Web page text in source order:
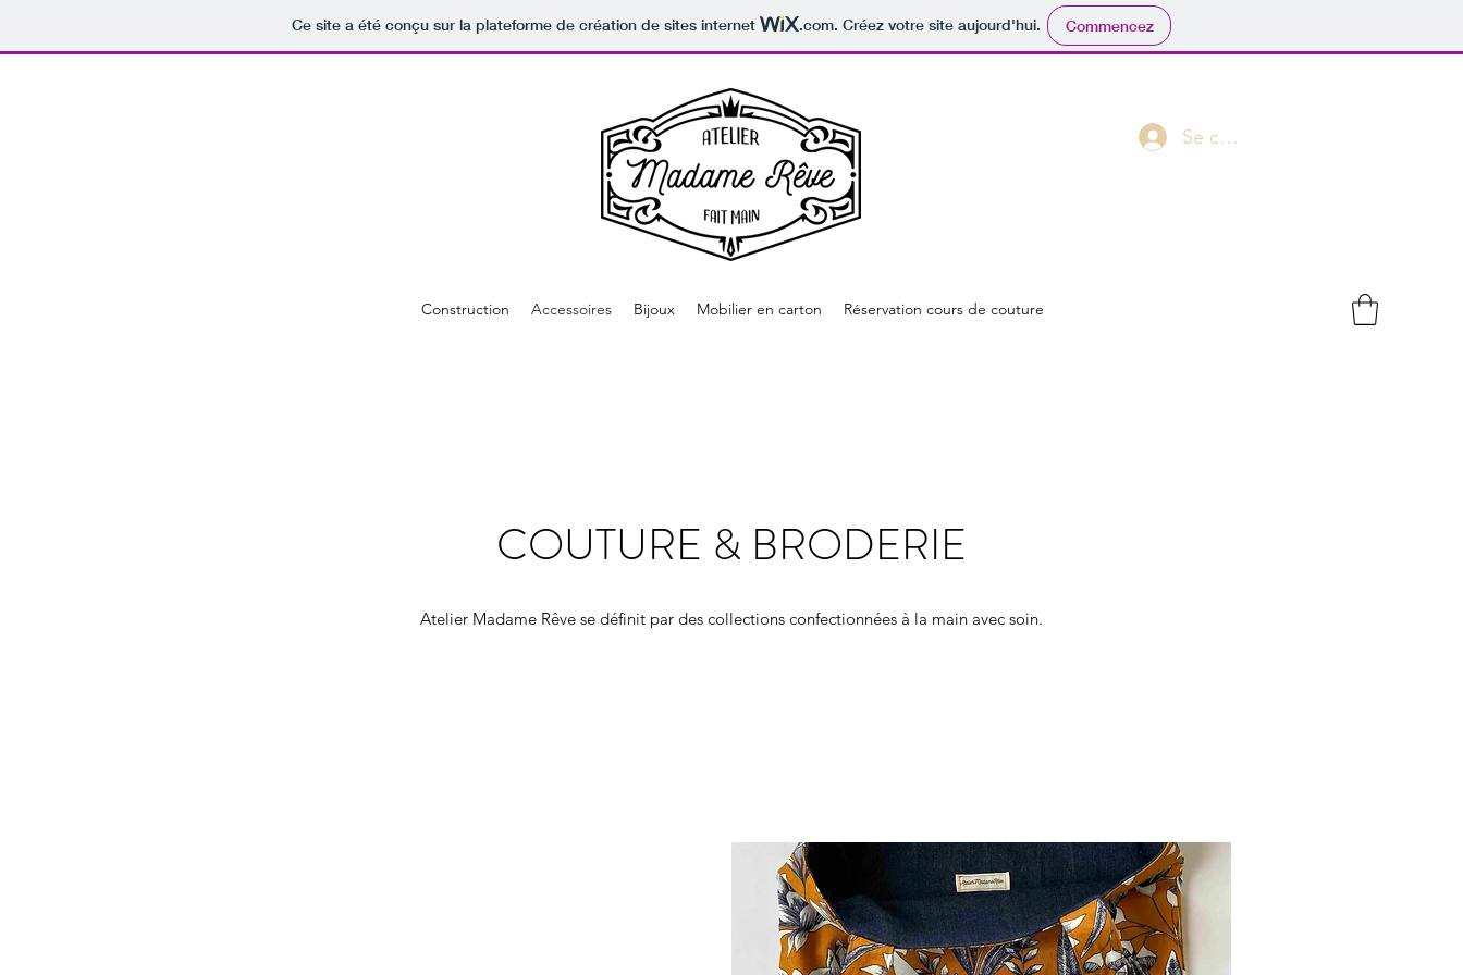
Ce site a été conçu sur la plateforme de création de sites internet .com. Créez votre site aujourd'hui. Commencez
Se connecter
Construction Accessoires Bijoux Mobilier en carton Réservation cours de couture
COUTURE & BRODERIE
Atelier Madame Rêve se définit par des collections confectionnées à la main avec soin.